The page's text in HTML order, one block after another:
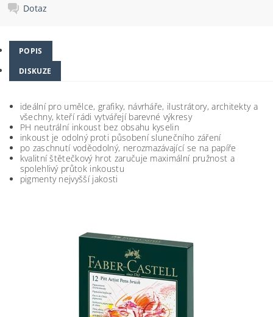
Dotaz
POPIS
DISKUZE
ideální pro umělce, grafiky, návrháře, ilustrátory, architekty a
všechny, kteří rádi vytvářejí barevné výkresy
PH neutrální inkoust bez obsahu kyselin
inkoust je odolný proti působení slunečního záření
po zaschnutí voděodolný, nerozmazávající se na papíře
kvalitní štětečkový hrot zaručuje maximální pružnost a
spolehlivý průtok inkoustu
pigmenty nejvyšší jakosti